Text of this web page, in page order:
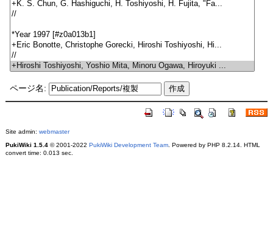
ページ名:
Site admin: webmaster
PukiWiki 1.5.4© 2001-2022 PukiWiki Development Team. Powered by PHP 8.2.14. HTML
convert time: 0.013 sec.